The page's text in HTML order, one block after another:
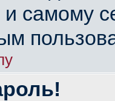
самому